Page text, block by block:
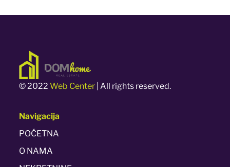
© 2022Web Center | All rights reserved.
Navigacija
POČETNA
O NAMA